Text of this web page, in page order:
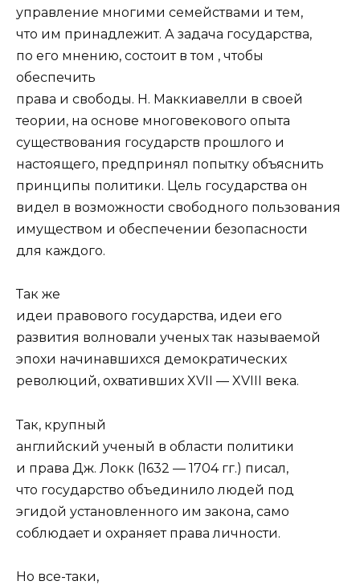
управление многими семействами и тем,
что им принадлежит. А задача государства,
по его мнению, состоит в том , чтобы
обеспечить
права и свободы. Н. Маккиавелли в своей
теории, на основе многовекового опыта
существования государств прошлого и
настоящего, предпринял попытку объяснить
принципы политики. Цель государства он
видел в возможности свободного пользования
имуществом и обеспечении безопасности
для каждого.
Так же
идеи правового государства, идеи его
развития волновали ученых так называемой
эпохи начинавшихся демократических
революций, охвативших XVII — XVIII века.
Так, крупный
английский ученый в области политики
и права Дж. Локк (1632 — 1704 гг.) писал,
что государство объединило людей под
эгидой установленного им закона, само
соблюдает и охраняет права личности.
Но все-таки,